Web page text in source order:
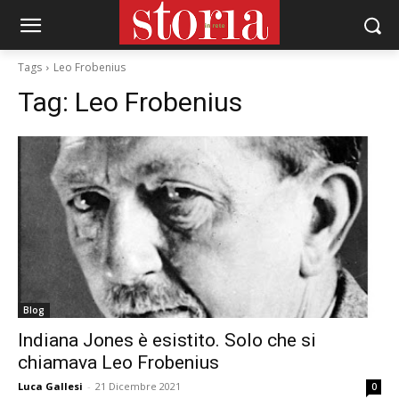
Tags Leo Frobenius
Tag: Leo Frobenius
Blog
Indiana Jones è esistito. Solo che si
chiamava Leo Frobenius
Luca Gallesi - 21 Dicembre 2021 0